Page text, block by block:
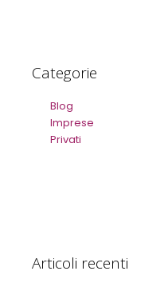
Categorie
Blog
Imprese
Privati
Articoli recenti